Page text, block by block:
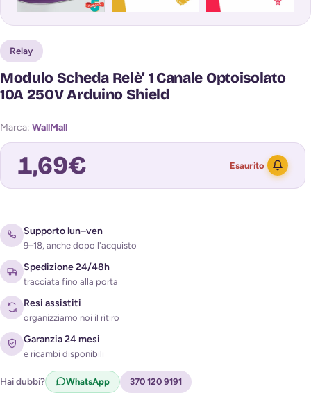
Relay
Modulo Scheda Relè’ 1 Canale Optoisolato
10A 250V Arduino Shield
Marca: WallMall
1,69€ Esaurito
Acconsento al trattamento dei miei dati per ricevere
l'avviso di disponibilità (
Privacy Policy)
Supporto lun–ven
9–18, anche dopo l'acquisto
Spedizione 24/48h
tracciata fino alla porta
Resi assistiti
organizziamo noi il ritiro
Garanzia 24 mesi
e ricambi disponibili
Hai dubbi? WhatsApp 370 120 9191